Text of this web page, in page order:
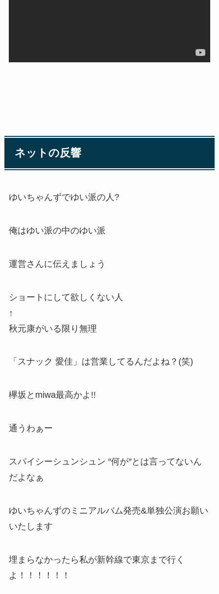
ネットの反響
ゆいちゃんずでゆい派の人?
俺はゆい派の中のゆい派
運営さんに伝えましょう
ショートにして欲しくない人
↑
秋元康がいる限り無理
「スナック 愛佳」は営業してるんだよね？(笑)
欅坂とmiwa最高かよ!!
通うわぁー
スパイシーシュンシュン ″何が″とは言ってないん
だよなぁ
ゆいちゃんずのミニアルバム発売&単独公演お願い
いたします
埋まらなかったら私が新幹線で東京まで行く
よ！！！！！！